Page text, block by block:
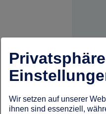
Privatsphäre
Wir setzen auf unserer
ihnen sind essenziell,